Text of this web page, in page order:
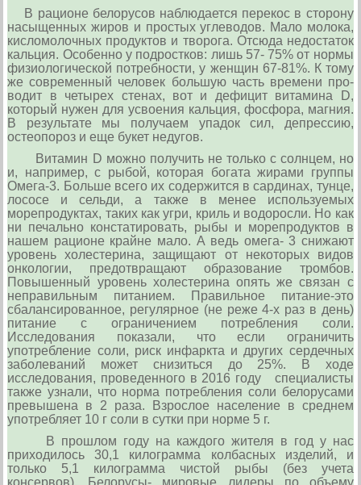
В рационе белорусов наблюдается перекос в сторону
насыщенных жиров и про­стых углеводов. Мало молока,
кис­ломолочных продуктов и творо­га. Отсюда недостаток
кальция. Особенно у подростков: лишь 57- 75% от нормы
физиологической потребности, у женщин 67-81%. К тому
же современный чело­век большую часть времени про-
во­дит в четырех стенах, вот и дефи­цит витамина D,
который нужен для усвоения кальция, фосфора, маг­ния.
В результате мы получаем упадок сил, депрес­сию,
остеопороз и еще букет неду­гов.
Витамин D можно получить не только с солнцем, но
и, напри­мер, с рыбой, которая богата жирами группы
Омега-3. Больше всего их содержится в сардинах, тунце,
лососе и сельди, а также в менее используемых
морепродуктах, таких как угри, криль и водоросли. Но как
ни печально констатировать, рыбы и морепродуктов в
на­шем рационе крайне мало. А ведь омега- 3 снижают
уровень холестерина, защищают от некоторых видов
онкологии, предотвращают образование тромбов.
Повышенный уровень холестерина опять же связан с
неправильным питанием. Правильное питание-это
сбалансированное, регулярное (не реже 4-х раз в день)
питание с ограничением потребления соли.
Исследования показали, что если ограничить
употребление соли, риск инфаркта и других сердечных
заболеваний может снизиться до 25%. В ходе
исследования, проведенного в 2016 году специалисты
также узнали, что норма потребления соли белорусами
превышена в 2 раза. Взрослое население в среднем
употребляет 10 г соли в сутки при норме 5 г.
В прошлом году на каждо­го жителя в год у нас
приходилось 30,1 килограмма колбасных изделий, и
только 5,1 килограмма чистой ры­бы (без учета